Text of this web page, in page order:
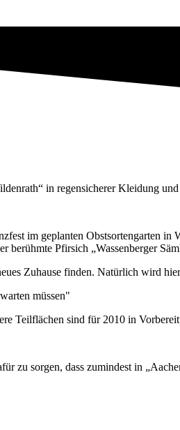
in regensicherer Kleidung
im geplanten Obstsortengarten in
berühmte Pfirsich „Wassenberger
Zuhause finden. Natürlich wird
Teilflächen sind für 2010 in
sorgen, dass zumindest in